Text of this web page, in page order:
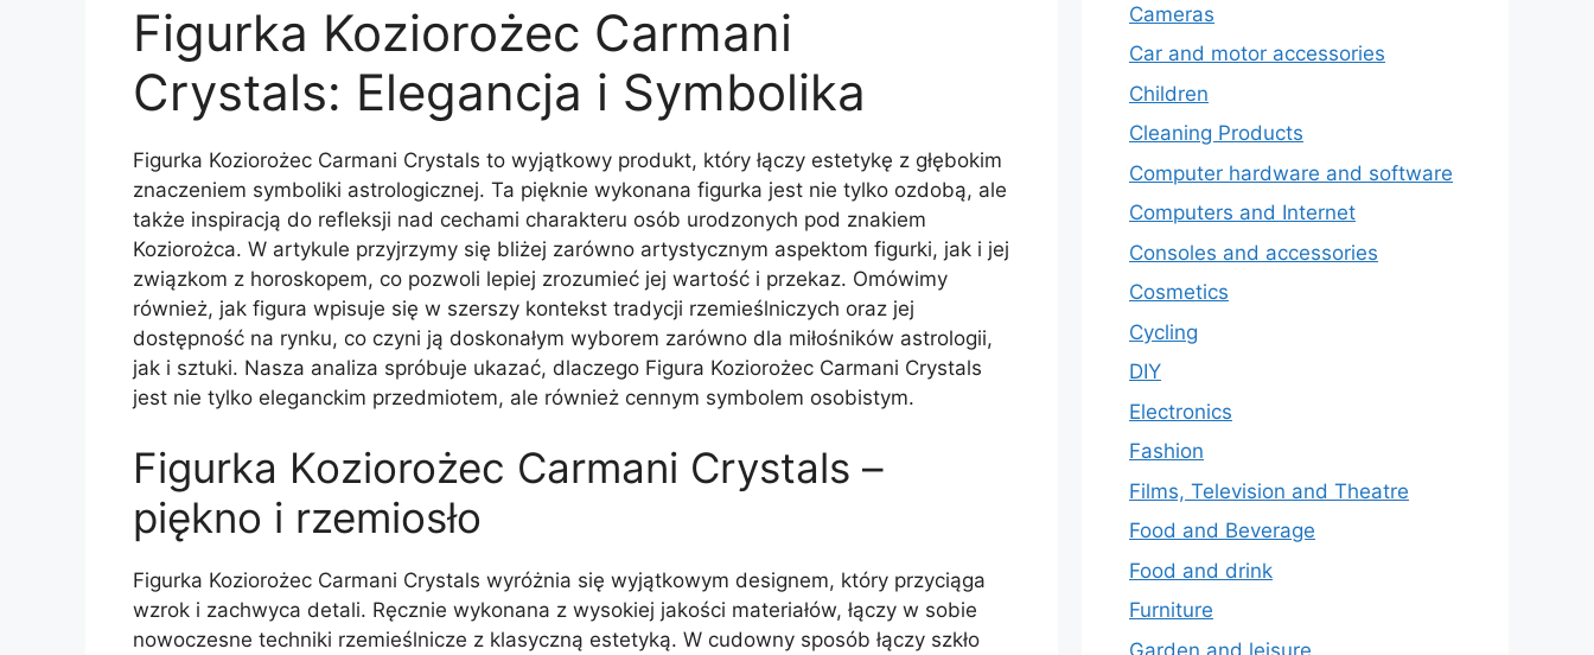
Figurka Koziorożec Carmani
Crystals: Elegancja i Symbolika
Figurka Koziorożec Carmani Crystals to wyjątkowy produkt, który łączy estetykę z głębokim
znaczeniem symboliki astrologicznej. Ta pięknie wykonana figurka jest nie tylko ozdobą, ale
także inspiracją do refleksji nad cechami charakteru osób urodzonych pod znakiem
Koziorożca. W artykule przyjrzymy się bliżej zarówno artystycznym aspektom figurki, jak i jej
związkom z horoskopem, co pozwoli lepiej zrozumieć jej wartość i przekaz. Omówimy
również, jak figura wpisuje się w szerszy kontekst tradycji rzemieślniczych oraz jej
dostępność na rynku, co czyni ją doskonałym wyborem zarówno dla miłośników astrologii,
jak i sztuki. Nasza analiza spróbuje ukazać, dlaczego Figura Koziorożec Carmani Crystals
jest nie tylko eleganckim przedmiotem, ale również cennym symbolem osobistym.
Figurka Koziorożec Carmani Crystals –
piękno i rzemiosło
Figurka Koziorożec Carmani Crystals wyróżnia się wyjątkowym designem, który przyciąga
wzrok i zachwyca detali. Ręcznie wykonana z wysokiej jakości materiałów, łączy w sobie
nowoczesne techniki rzemieślnicze z klasyczną estetyką. W cudowny sposób łączy szkło
Cameras
Car and motor accessories
Children
Cleaning Products
Computer hardware and software
Computers and Internet
Consoles and accessories
Cosmetics
Cycling
DIY
Electronics
Fashion
Films, Television and Theatre
Food and Beverage
Food and drink
Furniture
Garden and leisure